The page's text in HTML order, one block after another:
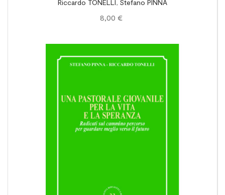
speranza. Radicati sul cammino percorso per
guardare meglio verso il futuro
Riccardo TONELLI, Stefano PINNA
8,00 €